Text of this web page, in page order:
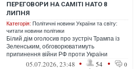
ПЕРЕГОВОРИ НА САМІТІ НАТО 8
ЛИПНЯ
Категорія: Політичні новини України та світу:
читати новини політики
Білий дім оголосив про зустріч Трампа із
Зеленським, обговорюватимуть
припинення війни РФ проти України
05.07.2026, 23:48 • 54 • 0